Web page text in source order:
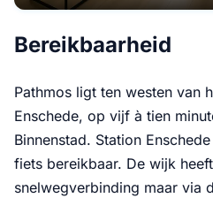
Bereikbaarheid
Pathmos ligt ten westen van
Enschede, op vijf à tien
Binnenstad. Station
fiets bereikbaar. De wijk
snelwegverbinding maar via